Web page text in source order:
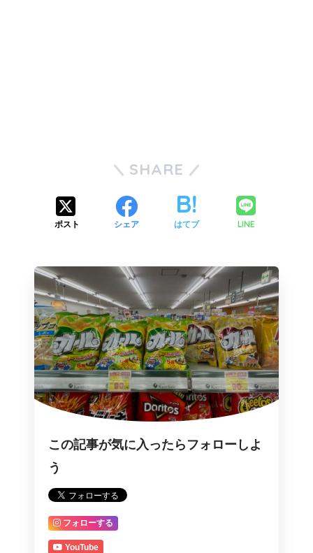
SHARE
ポスト シェア はてブ LINE
この記事が気に入ったらフォローしよ
う
フォローする
YouTube